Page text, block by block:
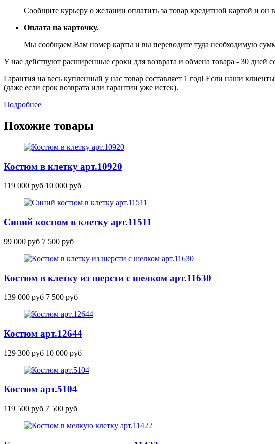
Сообщите курьеру о желании оплатить за товар кредитной картой и он
Оплата на карточку.
Мы сообщаем Вам номер карты и вы переводите туда необходимую
У нас действуют расширенные сроки для возврата и обмена товара - 30 дней
Гарантия на весь купленный у нас товар составляет 1 год! Если наши
(даже если срок возврата или гарантии уже истек).
Подробнее
Похожие товары
Костюм в клетку арт.10920
119 000 руб 10 000 руб
Синий костюм в клетку арт.11511
99 000 руб 7 500 руб
Костюм в клетку из шерсти с шелком арт.11630
139 000 руб 7 500 руб
Костюм арт.12644
129 300 руб 10 000 руб
Костюм арт.5104
119 500 руб 7 500 руб